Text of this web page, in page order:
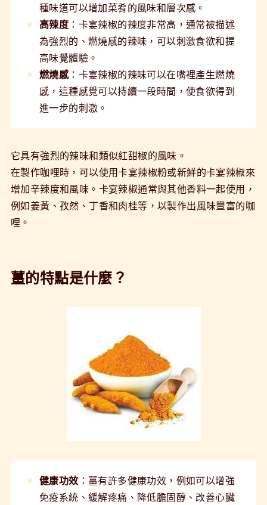
種味道可以增加菜肴的風味和層次感。
高辣度 ：卡宴辣椒的辣度非常高，通常被描述
為強烈的、燃燒感的辣味，可以刺激食欲和提
高味覺體驗。
燃燒感：卡宴辣椒的辣味可以在嘴裡產生燃燒
感，這種感覺可以持續一段時間，使食欲得到
進一步的刺激。
它具有強烈的辣味和類似紅甜椒的風味。
在製作咖哩時，可以使用卡宴辣椒粉或新鮮的卡宴辣椒來
增加辛辣度和風味。卡宴辣椒通常與其他香料一起使用，
例如姜黃、孜然、丁香和肉桂等，以製作出風味豐富的咖
哩。
薑的特點是什麼？
健康功效 ：薑有許多健康功效，例如可以增強
免疫系統、緩解疼痛、降低膽固醇、改善心臟